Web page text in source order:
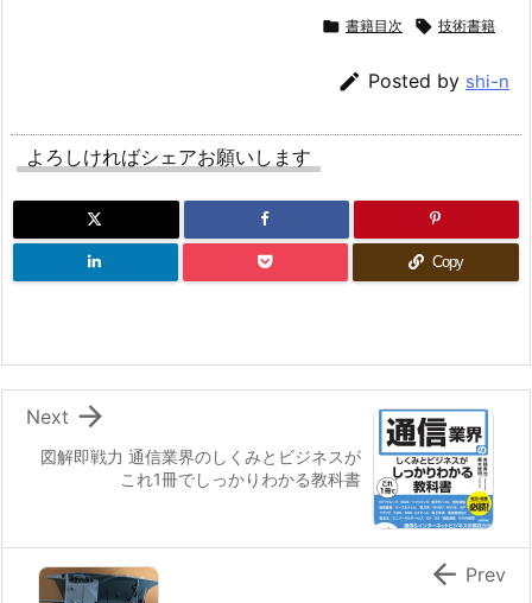
 書籍目次  技術書籍
 Posted by shi-n
よろしければシェアお願いします
Copy
図解即戦力 通信業界のしくみとビジネスが
これ1冊でしっかりわかる教科書

Next
 Prev